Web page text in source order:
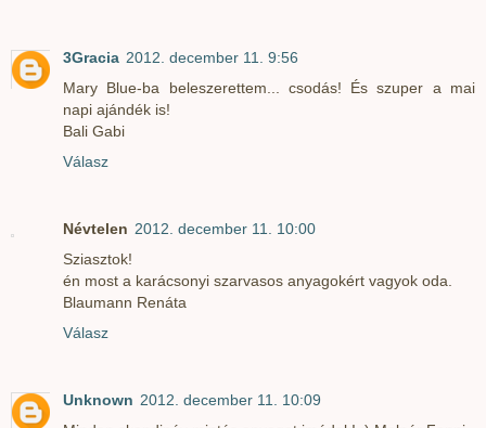
3Gracia 2012. december 11. 9:56
Mary Blue-ba beleszerettem... csodás! És szuper a mai
napi ajándék is!
Bali Gabi
Válasz
Névtelen 2012. december 11. 10:00
Sziasztok!
én most a karácsonyi szarvasos anyagokért vagyok oda.
Blaumann Renáta
Válasz
Unknown 2012. december 11. 10:09